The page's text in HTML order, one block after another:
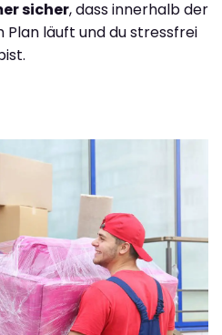
sicher, dass innerhalb der
Plan läuft und du stressfrei